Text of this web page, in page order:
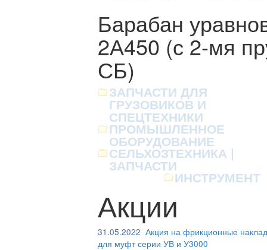
Барабан
2А450 (с 2-мя
СБ)
ЗАПЧАСТИ ДЛЯ
ГРУЗОВИКОВ И
СПЕЦТЕХНИКИ
ПРОМЫШЛЕННОЕ
ОБОРУДОВАНИЕ
СЕЛЬХОЗТЕХНИКА |
ЗАПЧАСТИ
ИНСТРУМЕНТ
Акции
31.05.2022 Акция на фрикционные
для муфт серии УВ и У3000